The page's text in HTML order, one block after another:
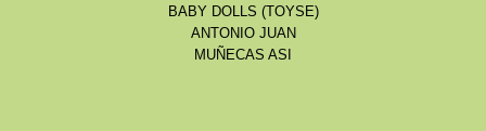
BABY DOLLS (TOYSE)
ANTONIO JUAN
MUÑECAS ASI